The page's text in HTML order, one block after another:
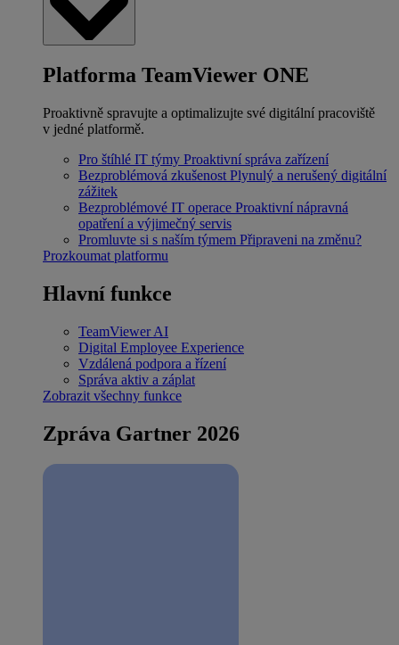
Platforma TeamViewer ONE
Proaktivně spravujte a optimalizujte své digitální pracoviště
v jedné platformě.
Pro štíhlé IT týmy Proaktivní správa zařízení
Bezproblémová zkušenost Plynulý a nerušený digitální
zážitek
Bezproblémové IT operace Proaktivní nápravná
opatření a výjimečný servis
Promluvte si s naším týmem Připraveni na změnu?
Prozkoumat platformu
Hlavní funkce
TeamViewer AI
Digital Employee Experience
Vzdálená podpora a řízení
Správa aktiv a záplat
Zobrazit všechny funkce
Zpráva Gartner 2026